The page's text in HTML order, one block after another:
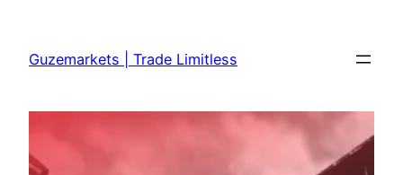
content
Guzemarkets | Trade Limitless